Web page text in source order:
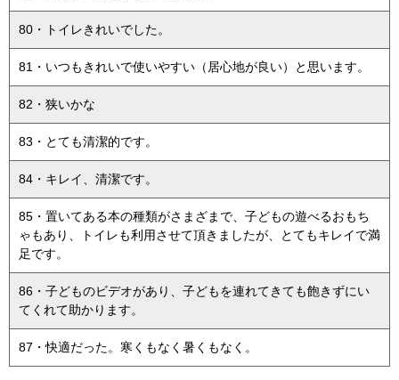
80・トイレきれいでした。
81・いつもきれいで使いやすい（居心地が良い）と思います。
82・狭いかな
83・とても清潔的です。
84・キレイ、清潔です。
85・置いてある本の種類がさまざまで、子どもの遊べるおもち
ゃもあり、トイレも利用させて頂きましたが、とてもキレイで満
足です。
86・子どものビデオがあり、子どもを連れてきても飽きずにい
てくれて助かります。
87・快適だった。寒くもなく暑くもなく。